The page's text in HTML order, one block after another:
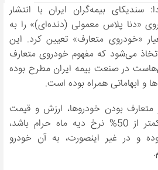
سندیکای بیمه‌گران ایران با انتشار
«دنا پلاس معمولی (دنده‌ای)» را به
«خودروی متعارف» تعیین کرد. این
می‌شود که مفهوم خودروی متعارف
در صنعت بیمه ایران مطرح بوده
و ابهاماتی همراه بوده است.
متعارف بودن خودروها، ارزش و قیمت
آنهاست که اگر کمتر از 50% نرخ دیه ماه حرام باشد،
و در غیر اینصورت، به آن خودرو